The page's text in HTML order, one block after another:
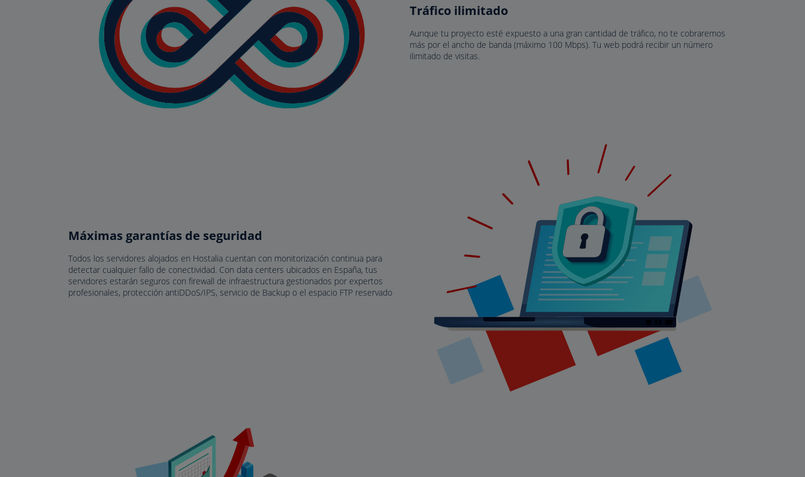
Tráfico ilimitado
Aunque tu proyecto esté expuesto a una gran cantidad de tráfico, no te cobraremos
más por el ancho de banda (máximo 100 Mbps). Tu web podrá recibir un número
ilimitado de visitas.
Máximas garantías de seguridad
Todos los servidores alojados en Hostalia cuentan con monitorización continua para
detectar cualquier fallo de conectividad. Con data centers ubicados en España, tus
servidores estarán seguros con firewall de infraestructura gestionados por expertos
profesionales, protección antiDDoS/IPS, servicio de Backup o el espacio FTP reservado